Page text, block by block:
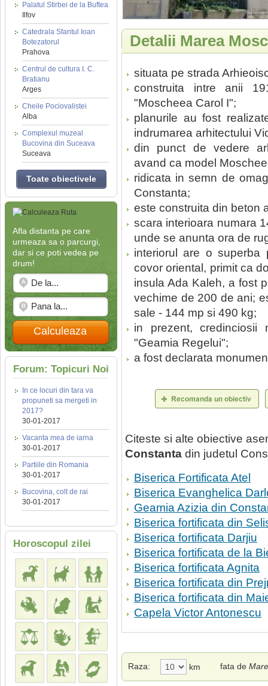
Palatul Stirbei de la Buftea
Ilfov
Catedrala Sfantul Ioan
Botezatorul
Prahova
Centrul de cultura I. C.
Bratianu
Arges
Cheile Pociovalistei
Alba
Complexul muzeal
Bucovina din Suceava
Suceava
Toate obiectivele
Afla distanta pe care
urmeaza sa o parcurgi,
dar si ce poti vedea pe
drum!
Calculeaza
Forum: Topicuri Noi
In ce locuri din tara va
propuneti sa mergeti in
2017?
30-01-2017
Vacanta mea de iarna
30-01-2017
Partiile din Romania
30-01-2017
Bucovina, colt de rai
30-01-2017
Horoscopul zilei
Detalii Marea
situata pe strada
construita intre anii
"Moscheea Carol I";
planurile au fost
indrumarea arhitectului
din punct de vedere
avand ca model
ridicata in semn de
Constanta;
este construita din beton
scara interioara numara
unde se anunta ora de
interiorul are o superba
covor oriental, primit ca
insula Ada Kaleh, a fost
vechime de 200 de ani;
sale - 144 mp si 490 kg;
in prezent, credinciosii
"Geamia Regelui";
a fost declarata
Citeste si alte obiective
Constanta din judetul
Biserica Fortificata Atel
Biserica Evanghelica
Geamia Azizia din
Biserica fortificata din
Biserica fortificata Darjiu
Biserica fortificata de la
Biserica fortificata Agnita
Biserica fortificata din
Biserica fortificata din
Capela Victor Antonescu
Raza: km fata de